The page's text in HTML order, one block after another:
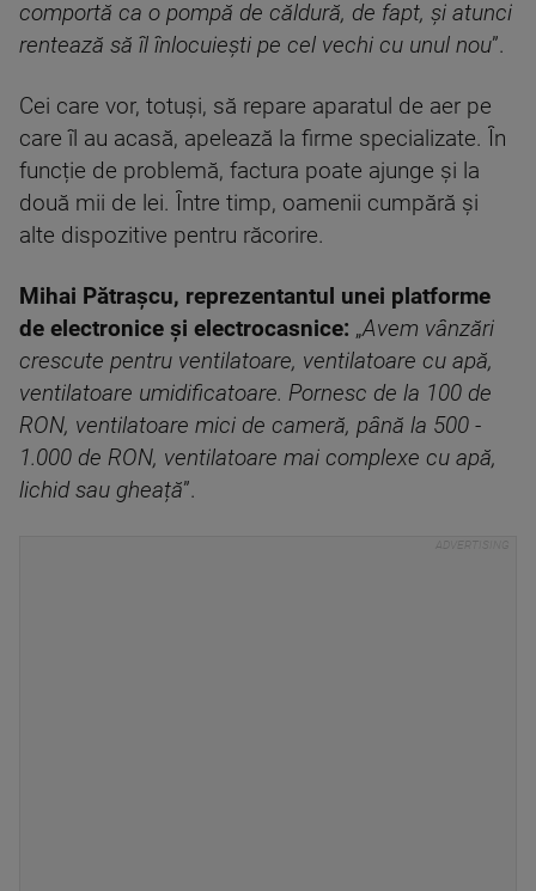
comportă ca o pompă de căldură, de fapt, și atunci
rentează să îl înlocuiești pe cel vechi cu unul nou”.
Cei care vor, totuși, să repare aparatul de aer pe
care îl au acasă, apelează la firme specializate. În
funcție de problemă, factura poate ajunge și la
două mii de lei. Între timp, oamenii cumpără și
alte dispozitive pentru răcorire.
Mihai Pătrașcu, reprezentantul unei platforme
de electronice și electrocasnice: „Avem vânzări
crescute pentru ventilatoare, ventilatoare cu apă,
ventilatoare umidificatoare. Pornesc de la 100 de
RON, ventilatoare mici de cameră, până la 500 -
1.000 de RON, ventilatoare mai complexe cu apă,
lichid sau gheață”.